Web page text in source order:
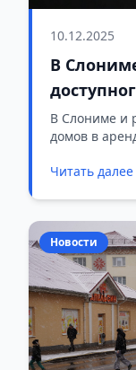
10.12.2025
В
В Слониме и
домов в
Читать
Новости